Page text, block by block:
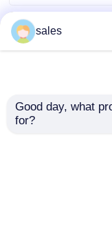
sales
Good day, what
for?